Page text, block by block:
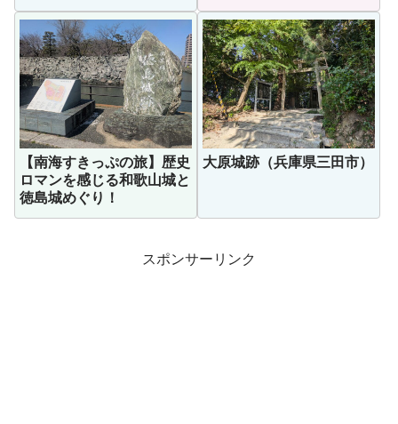
【南海すきっぷの旅】歴史
ロマンを感じる和歌山城と
徳島城めぐり！
大原城跡（兵庫県三田市）
スポンサーリンク